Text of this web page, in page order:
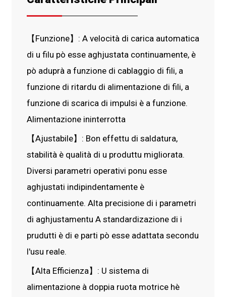
【Funzione】: A velocità di carica automatica
di u filu pò esse aghjustata continuamente, è
pò aduprà a funzione di cablaggio di fili, a
funzione di ritardu di alimentazione di fili, a
funzione di scarica di impulsi è a funzione.
Alimentazione ininterrotta
【Ajustabile】: Bon effettu di saldatura,
stabilità è qualità di u produttu migliorata.
Diversi parametri operativi ponu esse
aghjustati indipindentamente è
continuamente. Alta precisione di i parametri
di aghjustamentu A standardizazione di i
prudutti è di e parti pò esse adattata secondu
l'usu reale.
【Alta Efficienza】: U sistema di
alimentazione à doppia ruota motrice hè